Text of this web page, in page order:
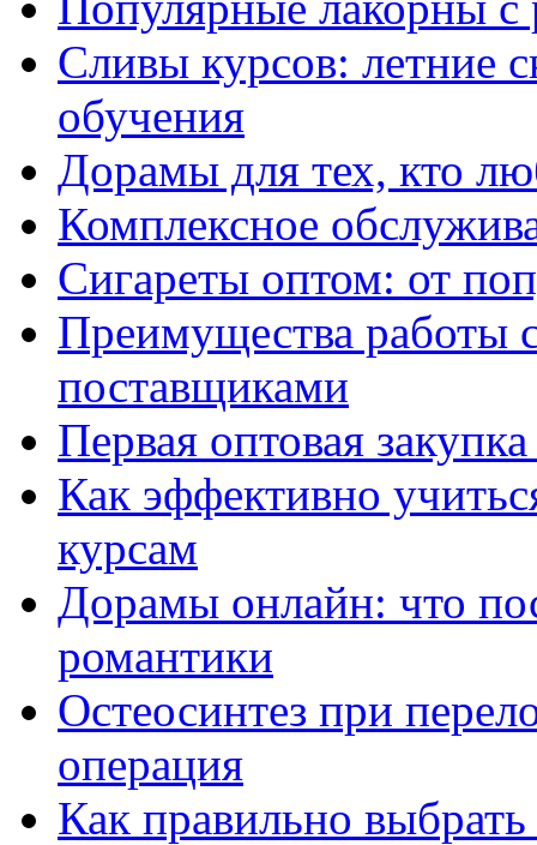
Сливы курсов: летние
обучения
Дорамы для тех, кто
Комплексное
Сигареты оптом: от
Преимущества работы
поставщиками
Первая оптовая
Как эффективно
курсам
Дорамы онлайн: что
романтики
Остеосинтез при
операция
Как правильно